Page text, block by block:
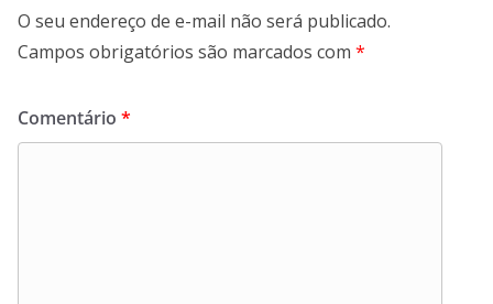
O seu endereço de e-mail não será publicado.
Campos obrigatórios são marcados com *
Comentário *